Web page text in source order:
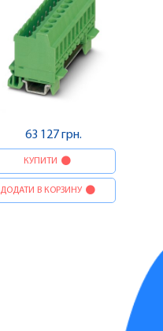
63 127 грн.
КУПИТИ
ДОДАТИ В КОРЗИНУ